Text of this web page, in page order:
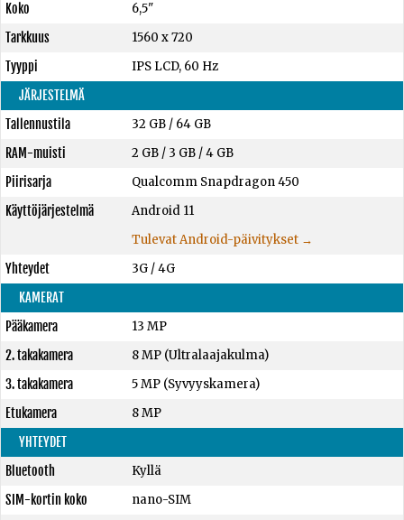
Koko
6,5"
Tarkkuus
1560 x 720
Tyyppi
IPS LCD, 60 Hz
JÄRJESTELMÄ
Tallennustila
32 GB/ 64 GB
RAM-muisti
2 GB/ 3 GB/4 GB
Piirisarja
Qualcomm Snapdragon 450
Käyttöjärjestelmä
Android 11
Tulevat Android-päivitykset →
Yhteydet
3G / 4G
KAMERAT
Pääkamera
13 MP
2. takakamera
8 MP (Ultralaajakulma)
3. takakamera
5 MP (Syvyyskamera)
Etukamera
8 MP
YHTEYDET
Bluetooth
Kyllä
SIM-kortin koko
nano-SIM